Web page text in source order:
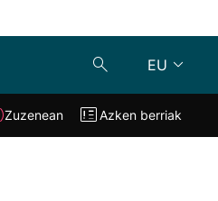
EU
Zuzenean
Zuzenean Azken berriak